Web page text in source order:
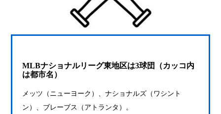
MLBナショナルリーグ東地区は3球団（カッコ内
は都市名）
メッツ（ニューヨーク）、ナショナルズ（ワシント
ン）、ブレーブス（アトランタ）。